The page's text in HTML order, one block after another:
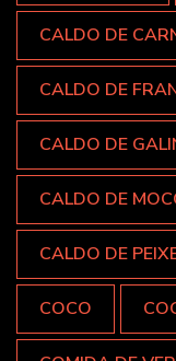
CALDO DE
CALDO DE
CALDO DE
CALDO DE
CALDO DE
COCO